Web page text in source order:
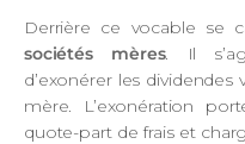
Derrière ce vocable se
sociétés mères. Il
d’exonérer les
mère. L’exonération
quote-part de frais et